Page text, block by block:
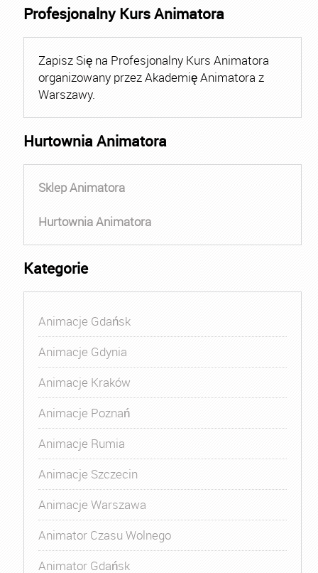
Profesjonalny Kurs Animatora
Zapisz Się na Profesjonalny Kurs Animatora
organizowany przez Akademię Animatora z
Warszawy.
Hurtownia Animatora
Sklep Animatora
Hurtownia Animatora
Kategorie
Animacje Gdańsk
Animacje Gdynia
Animacje Kraków
Animacje Poznań
Animacje Rumia
Animacje Szczecin
Animacje Warszawa
Animator Czasu Wolnego
Animator Gdańsk